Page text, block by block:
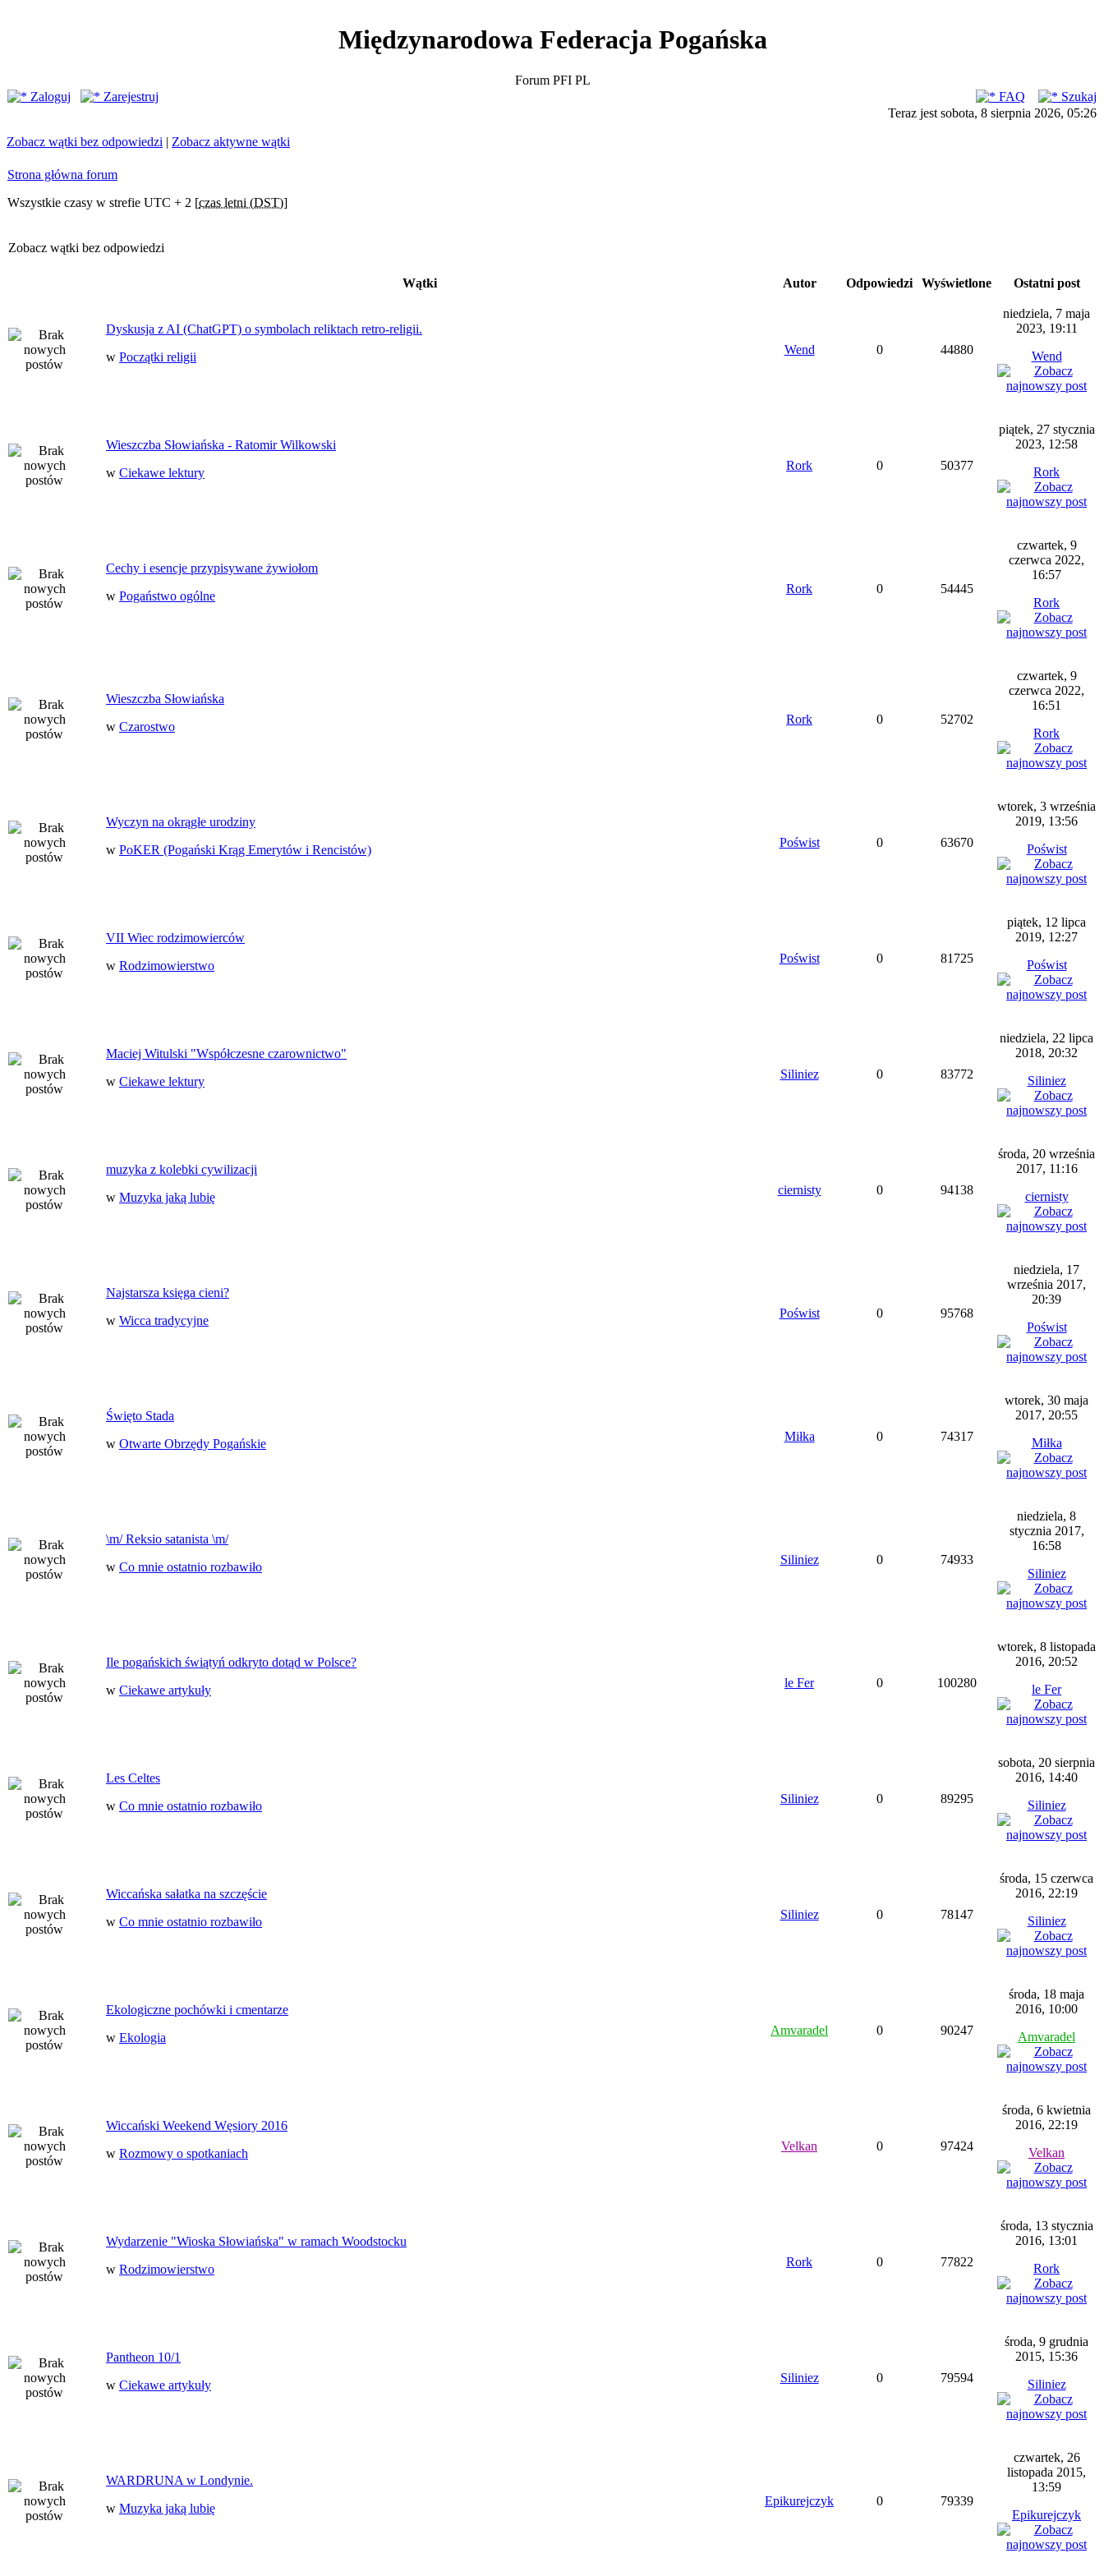
Międzynarodowa Federacja Pogańska
Forum PFI PL
Zaloguj
Zarejestruj FAQ
Szukaj
Teraz jest sobota, 8 sierpnia 2026, 05:26
Zobacz wątki bez odpowiedzi | Zobacz aktywne wątki
Strona główna forum
Wszystkie czasy w strefie UTC + 2 [czas letni (DST)]
Zobacz wątki bez odpowiedzi
Wątki Autor Odpowiedzi Wyświetlone Ostatni post
Dyskusja z AI (ChatGPT) o symbolach reliktach retro-religii.
w Początki religii
Wend 0 44880
niedziela, 7 maja
2023, 19:11
Wend
Wieszczba Słowiańska - Ratomir Wilkowski
w Ciekawe lektury
Rork 0 50377
piątek, 27 stycznia
2023, 12:58
Rork
Cechy i esencje przypisywane żywiołom
w Pogaństwo ogólne
Rork 0 54445
czwartek, 9
czerwca 2022,
16:57
Rork
Wieszczba Słowiańska
w Czarostwo
Rork 0 52702
czwartek, 9
czerwca 2022,
16:51
Rork
Wyczyn na okrągłe urodziny
w PoKER (Pogański Krąg Emerytów i Rencistów)
Poświst 0 63670
wtorek, 3 września
2019, 13:56
Poświst
VII Wiec rodzimowierców
w Rodzimowierstwo
Poświst 0 81725
piątek, 12 lipca
2019, 12:27
Poświst
Maciej Witulski "Współczesne czarownictwo"
w Ciekawe lektury
Siliniez 0 83772
niedziela, 22 lipca
2018, 20:32
Siliniez
muzyka z kolebki cywilizacji
w Muzyka jaką lubię
ciernisty 0 94138
środa, 20 września
2017, 11:16
ciernisty
Najstarsza księga cieni?
w Wicca tradycyjne
Poświst 0 95768
niedziela, 17
września 2017,
20:39
Poświst
Święto Stada
w Otwarte Obrzędy Pogańskie
Miłka 0 74317
wtorek, 30 maja
2017, 20:55
Miłka
\m/ Reksio satanista \m/
w Co mnie ostatnio rozbawiło
Siliniez 0 74933
niedziela, 8
stycznia 2017,
16:58
Siliniez
Ile pogańskich świątyń odkryto dotąd w Polsce?
w Ciekawe artykuły
le Fer 0 100280
wtorek, 8 listopada
2016, 20:52
le Fer
Les Celtes
w Co mnie ostatnio rozbawiło
Siliniez 0 89295
sobota, 20 sierpnia
2016, 14:40
Siliniez
Wiccańska sałatka na szczęście
w Co mnie ostatnio rozbawiło
Siliniez 0 78147
środa, 15 czerwca
2016, 22:19
Siliniez
Ekologiczne pochówki i cmentarze
w Ekologia
Amvaradel 0 90247
środa, 18 maja
2016, 10:00
Amvaradel
Wiccański Weekend Węsiory 2016
w Rozmowy o spotkaniach
Velkan 0 97424
środa, 6 kwietnia
2016, 22:19
Velkan
Wydarzenie "Wioska Słowiańska" w ramach Woodstocku
w Rodzimowierstwo
Rork 0 77822
środa, 13 stycznia
2016, 13:01
Rork
Pantheon 10/1
w Ciekawe artykuły
Siliniez 0 79594
środa, 9 grudnia
2015, 15:36
Siliniez
WARDRUNA w Londynie.
w Muzyka jaką lubię
Epikurejczyk 0 79339
czwartek, 26
listopada 2015,
13:59
Epikurejczyk